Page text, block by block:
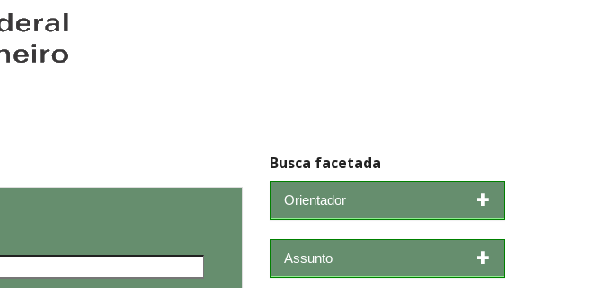
Busca facetada
Orientador
Assunto